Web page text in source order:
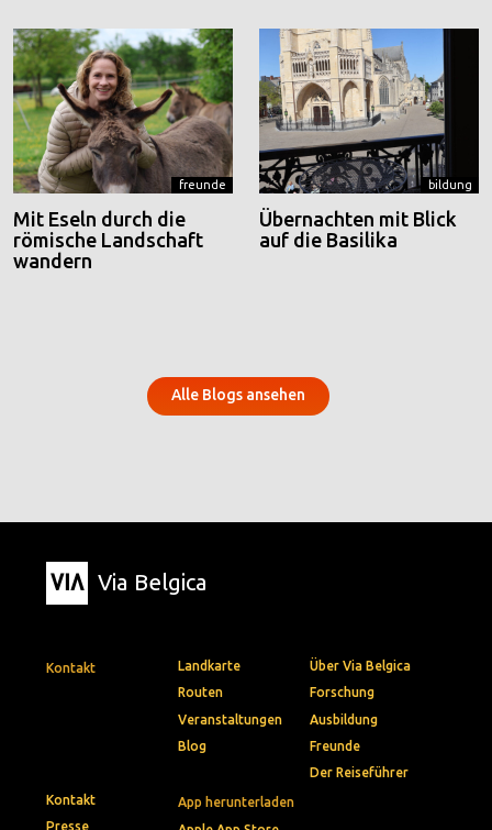
freunde
Mit Eseln durch die
römische Landschaft
wandern
bildung
Übernachten mit Blick
auf die Basilika
Alle Blogs ansehen
Via Belgica
Kontakt
App herunterladen
Landkarte
Routen
Veranstaltungen
Blog
Über Via Belgica
Forschung
Ausbildung
Freunde
Der Reiseführer
Kontakt
Presse